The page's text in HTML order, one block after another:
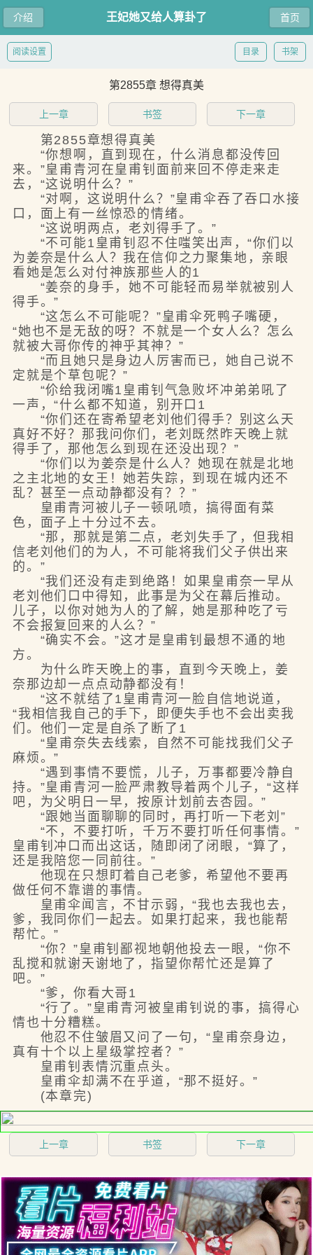
介绍 首页
王妃她又给人算卦了
书架
目录
阅读设置
第2855章 想得真美
上一章 书签 下一章
第2855章想得真美
“你想啊，直到现在，什么消息都没传回
来。”皇甫青河在皇甫钊面前来回不停走来走
去，“这说明什么？”
“对啊，这说明什么？”皇甫伞吞了吞口水接
口，面上有一丝惊恐的情绪。
“这说明两点，老刘得手了。”
“不可能1皇甫钊忍不住嗤笑出声，“你们以
为姜奈是什么人？我在信仰之力聚集地，亲眼
看她是怎么对付神族那些人的1
“姜奈的身手，她不可能轻而易举就被别人
得手。”
“这怎么不可能呢？”皇甫伞死鸭子嘴硬，
“她也不是无敌的呀？不就是一个女人么？怎么
就被大哥你传的神乎其神？”
“而且她只是身边人厉害而已，她自己说不
定就是个草包呢？”
“伱给我闭嘴1皇甫钊气急败坏冲弟弟吼了
一声，“什么都不知道，别开口1
“你们还在寄希望老刘他们得手？别这么天
真好不好？那我问你们，老刘既然昨天晚上就
得手了，那他怎么到现在还没出现？”
“你们以为姜奈是什么人？她现在就是北地
之主北地的女王！她若失踪，到现在城内还不
乱？甚至一点动静都没有？？”
皇甫青河被儿子一顿吼喷，搞得面有菜
色，面子上十分过不去。
“那，那就是第二点，老刘失手了，但我相
信老刘他们的为人，不可能将我们父子供出来
的。”
“我们还没有走到绝路！如果皇甫奈一早从
老刘他们口中得知，此事是为父在幕后推动。
儿子，以你对她为人的了解，她是那种吃了亏
不会报复回来的人么？”
“确实不会。”这才是皇甫钊最想不通的地
方。
为什么昨天晚上的事，直到今天晚上，姜
奈那边却一点点动静都没有！
“这不就结了1皇甫青河一脸自信地说道，
“我相信我自己的手下，即便失手也不会出卖我
们。他们一定是自杀了断了1
“皇甫奈失去线索，自然不可能找我们父子
麻烦。”
“遇到事情不要慌，儿子，万事都要冷静自
持。”皇甫青河一脸严肃教导着两个儿子，“这样
吧，为父明日一早，按原计划前去杏园。”
“跟她当面聊聊的同时，再打听一下老刘”
“不，不要打听，千万不要打听任何事情。”
皇甫钊冲口而出这话，随即闭了闭眼，“算了，
还是我陪您一同前往。”
他现在只想盯着自己老爹，希望他不要再
做任何不靠谱的事情。
皇甫伞闻言，不甘示弱，“我也去我也去，
爹，我同你们一起去。如果打起来，我也能帮
帮忙。”
“你？”皇甫钊鄙视地朝他投去一眼，“你不
乱搅和就谢天谢地了，指望你帮忙还是算了
吧。”
“爹，你看大哥1
“行了。”皇甫青河被皇甫钊说的事，搞得心
情也十分糟糕。
他忍不住皱眉又问了一句，“皇甫奈身边，
真有十个以上星级掌控者？”
皇甫钊表情沉重点头。
皇甫伞却满不在乎道，“那不挺好。”
(本章完)
上一章 书签 下一章